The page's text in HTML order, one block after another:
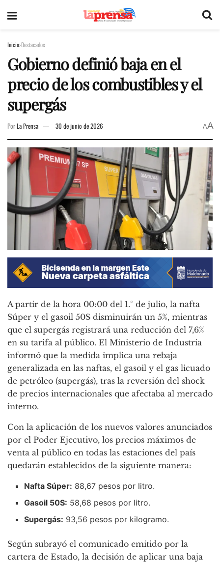
Inicio Destacados
Gobierno definió baja en el
precio de los combustibles y el
supergás
PorLa Prensa 30 de junio de 2026 AA
A partir de la hora 00:00 del 1.° de julio, la nafta
Súper y el gasoil 50S disminuirán un 5%, mientras
que el supergás registrará una reducción del 7,6%
en su tarifa al público. El Ministerio de Industria
informó que la medida implica una rebaja
generalizada en las naftas, el gasoil y el gas licuado
de petróleo (supergás), tras la reversión del shock
de precios internacionales que afectaba al mercado
interno.
Con la aplicación de los nuevos valores anunciados
por el Poder Ejecutivo, los precios máximos de
venta al público en todas las estaciones del país
quedarán establecidos de la siguiente manera:
Nafta Súper: 88,67 pesos por litro.
Gasoil 50S: 58,68 pesos por litro.
Supergás: 93,56 pesos por kilogramo.
Según subrayó el comunicado emitido por la
cartera de Estado, la decisión de aplicar una baja